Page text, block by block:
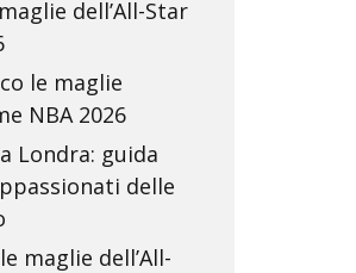
dell’All-Star
le maglie
NBA 2026
Londra: guida
delle
maglie dell’All-